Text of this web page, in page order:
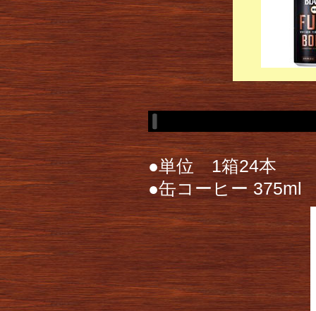
●単位 1箱24本
●缶コーヒー 375ml